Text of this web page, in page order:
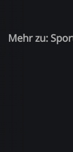
Mehr zu: